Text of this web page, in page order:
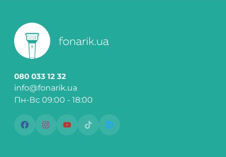
080 033 12 32
info@fonarik.ua
Пн-Вс 09:00 - 18:00